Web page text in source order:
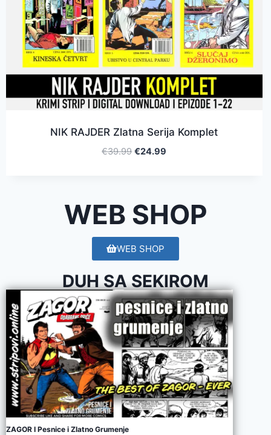
WEB SHOP
NIK RAJDER Zlatna Serija Komplet
€39.99 €24.99
WEB SHOP
DUH SA SEKIROM
ZAGOR I Pesnice i Zlatno Grumenje